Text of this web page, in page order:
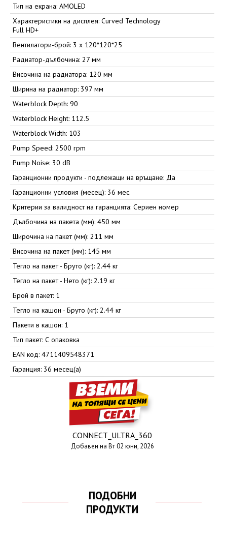
Тип на екрана: AMOLED
Характеристики на дисплея: Curved Technology
Full HD+
Вентилатори-брой: 3 x 120*120*25
Радиатор-дълбочина: 27 мм
Височина на радиатора: 120 мм
Ширина на радиатор: 397 мм
Waterblock Depth: 90
Waterblock Height: 112.5
Waterblock Width: 103
Pump Speed: 2500 rpm
Pump Noise: 30 dB
Гаранционни продукти - подлежащи на връщане: Да
Гаранционни условия (месец): 36 мес.
Критерии за валидност на гаранцията: Сериен номер
Дълбочина на пакета (мм): 450 мм
Широчина на пакет (мм): 211 мм
Височина на пакет (мм): 145 мм
Тегло на пакет - Бруто (кг): 2.44 кг
Тегло на пакет - Нето (кг): 2.19 кг
Брой в пакет: 1
Тегло на кашон - Бруто (кг): 2.44 кг
Пакети в кашон: 1
Тип пакет: С опаковка
EAN код: 4711409548371
Гаранция: 36 месец(а)
CONNECT_ULTRA_360
Добавен на Вт 02 юни, 2026
ПОДОБНИ
ПРОДУКТИ